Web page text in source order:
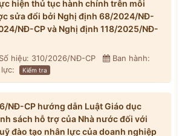
hiện thủ tục hành chính trên môi
sửa đổi bởi Nghị định 68/2024/NĐ-
NĐ-CP và Nghị định 118/2025/NĐ-
Số hiệu: 310/2026/NĐ-CP
Ban hành:
Kiểm tra
NĐ-CP hướng dẫn Luật Giáo dục
sách hỗ trợ của Nhà nước đối với
đào tạo nhân lực của doanh nghiệp